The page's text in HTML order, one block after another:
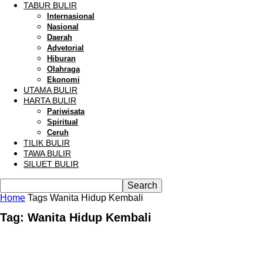
TABUR BULIR
Internasional
Nasional
Daerah
Advetorial
Hiburan
Olahraga
Ekonomi
UTAMA BULIR
HARTA BULIR
Pariwisata
Spiritual
Ceruh
TILIK BULIR
TAWA BULIR
SILUET BULIR
Home Tags Wanita Hidup Kembali
Tag: Wanita Hidup Kembali